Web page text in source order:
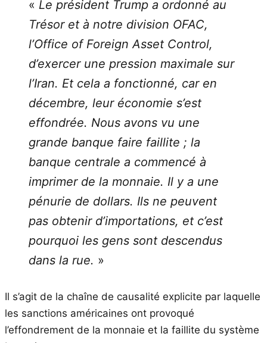
« Le président Trump a ordonné au
Trésor et à notre division OFAC,
l’Office of Foreign Asset Control,
d’exercer une pression maximale sur
l’Iran. Et cela a fonctionné, car en
décembre, leur économie s’est
effondrée. Nous avons vu une
grande banque faire faillite ; la
banque centrale a commencé à
imprimer de la monnaie. Il y a une
pénurie de dollars. Ils ne peuvent
pas obtenir d’importations, et c’est
pourquoi les gens sont descendus
dans la rue. »
Il s’agit de la chaîne de causalité explicite par laquelle
les sanctions américaines ont provoqué
l’effondrement de la monnaie et la faillite du système